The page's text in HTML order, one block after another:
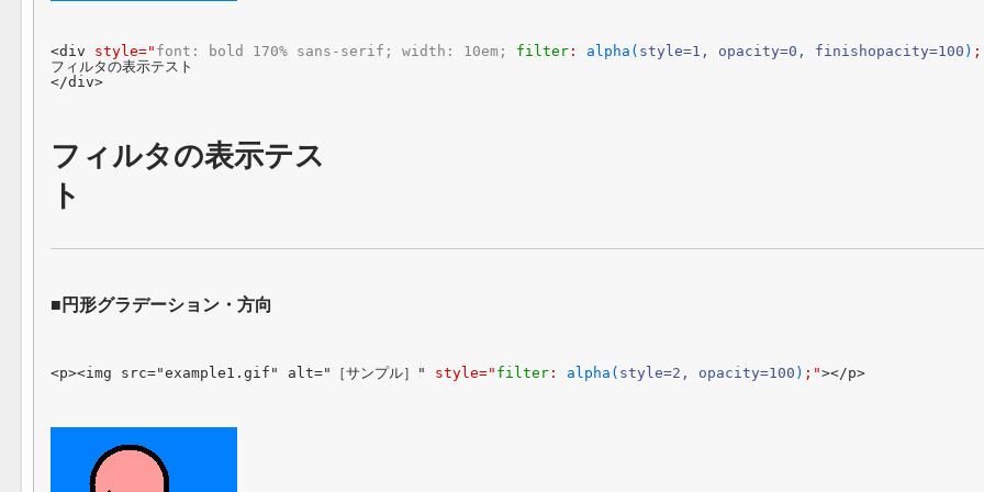
<div style=" font: bold 170% sans-serif; width: 10em; filter : alpha( style=1, opacity=0, finishopacity=100 )
フィルタの表示テスト
</div>
フィルタの表示テス
ト
円形グラデーション・方向
<p><img src="example1.gif" alt="［サンプル］" style=" filter : alpha( style=2, opacity=100 ) ;"></p>